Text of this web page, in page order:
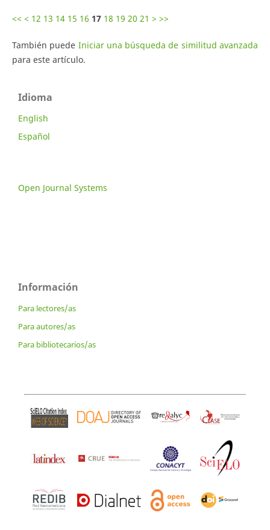
<< < 12 13 14 15 16 17 18 19 20 21 > >>
También puede Iniciar una búsqueda de similitud avanzada
para este artículo.
Idioma
English
Español
Open Journal Systems
Información
Para lectores/as
Para autores/as
Para bibliotecarios/as